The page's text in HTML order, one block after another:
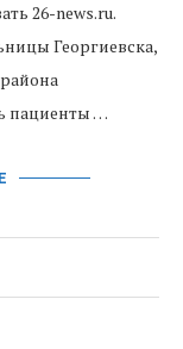
26-news.ru.
Георгиевска,
пациенты …